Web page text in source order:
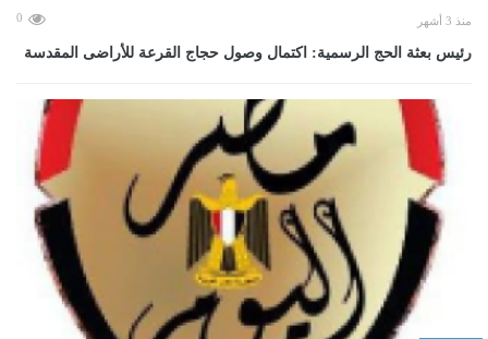
منذ 3 أشهر 0
رئيس بعثة الحج الرسمية: اكتمال وصول حجاج القرعة للأراضى المقدسة